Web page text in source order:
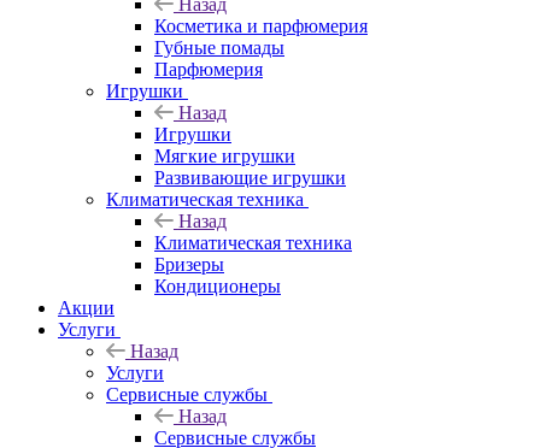
Назад
Косметика и парфюмерия
Губные помады
Парфюмерия
Игрушки
Назад
Игрушки
Мягкие игрушки
Развивающие игрушки
Климатическая техника
Назад
Климатическая техника
Бризеры
Кондиционеры
Акции
Услуги
Назад
Услуги
Сервисные службы
Назад
Сервисные службы